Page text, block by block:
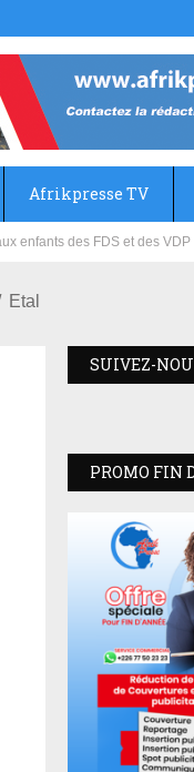
Afrikpresse TV
Etal
SUIVEZ-
PROMO FIN